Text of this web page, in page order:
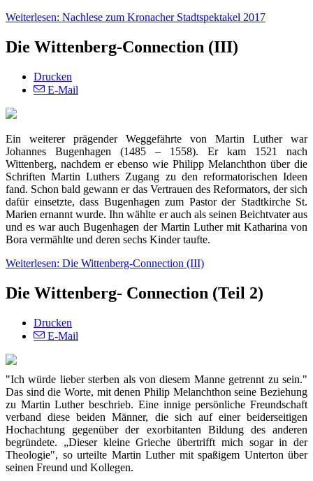
Weiterlesen: Nachlese zum Kronacher Stadtspektakel 2017
Die Wittenberg-Connection (III)
Drucken
E-Mail
Ein weiterer prägender Weggefährte von Martin Luther war
Johannes Bugenhagen (1485 – 1558). Er kam 1521 nach
Wittenberg, nachdem er ebenso wie Philipp Melanchthon über die
Schriften Martin Luthers Zugang zu den reformatorischen Ideen
fand. Schon bald gewann er das Vertrauen des Reformators, der sich
dafür einsetzte, dass Bugenhagen zum Pastor der Stadtkirche St.
Marien ernannt wurde. Ihn wählte er auch als seinen Beichtvater aus
und es war auch Bugenhagen der Martin Luther mit Katharina von
Bora vermählte und deren sechs Kinder taufte.
Weiterlesen: Die Wittenberg-Connection (III)
Die Wittenberg- Connection (Teil 2)
Drucken
E-Mail
"Ich würde lieber sterben als von diesem Manne getrennt zu sein."
Das sind die Worte, mit denen Philip Melanchthon seine Beziehung
zu Martin Luther beschrieb. Eine innige persönliche Freundschaft
verband diese beiden Männer, die sich auf einer beiderseitigen
Hochachtung gegenüber der exorbitanten Bildung des anderen
begründete. „Dieser kleine Grieche übertrifft mich sogar in der
Theologie", so urteilte Martin Luther mit spaßigem Unterton über
seinen Freund und Kollegen.